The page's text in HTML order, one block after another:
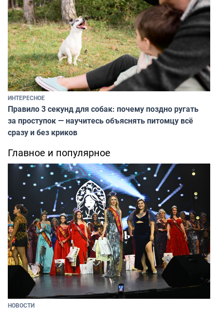
ИНТЕРЕСНОЕ
Правило 3 секунд для собак: почему поздно ругать
за проступок — научитесь объяснять питомцу всё
сразу и без криков
Главное и популярное
НОВОСТИ